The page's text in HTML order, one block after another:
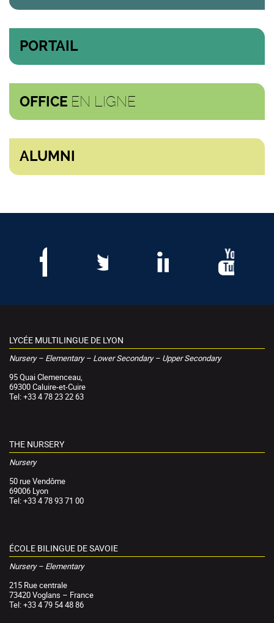
PORTAIL
OFFICE EN LIGNE
ALUMNI
LYCÉE MULTILINGUE DE LYON
Nursery – Elementary – Lower Secondary – Upper Secondary
95 Quai Clemenceau,
69300 Caluire-et-Cuire
Tel: +33 4 78 23 22 63
THE NURSERY
Nursery
50 rue Vendôme
69006 Lyon
Tel: +33 4 78 93 71 00
ÉCOLE BILINGUE DE SAVOIE
Nursery – Elementary
215 Rue centrale
73420 Voglans – France
Tel: +33 4 79 54 48 86